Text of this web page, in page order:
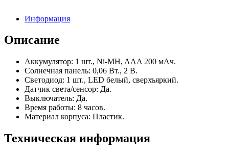
Информация
Описание
Аккумулятор: 1 шт., Ni-MH, AAA 200 мАч.
Солнечная панель: 0,06 Вт., 2 В.
Светодиод: 1 шт., LED белый, сверхъяркий.
Датчик света/сенсор: Да.
Выключатель: Да.
Время работы: 8 часов.
Материал корпуса: Пластик.
Техническая информация